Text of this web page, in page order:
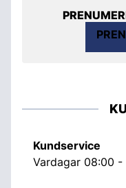
Kundservice
Vardagar 08:00 -